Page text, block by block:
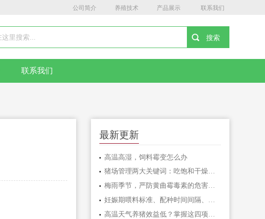
公司简介 养殖技术 产品展示 联系我们
联系我们
最新更新
高温高湿，饲料霉变怎么办
猪场管理两大关键词：吃饱和干燥，做到位了效益差不少
梅雨季节，严防黄曲霉毒素的危害！！！
妊娠期喂料标准、配种时间间隔、疫苗禁忌……这份养猪笔记值得收藏
高温天气养猪效益低？掌握这四项催肥技术，夏季出栏一样有保障